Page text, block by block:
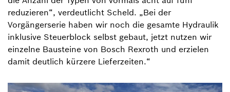
reduzieren“, verdeutlicht Scheld. „Bei der
Vorgängerserie haben wir noch die gesamte Hydraulik
inklusive Steuerblock selbst gebaut, jetzt nutzen wir
einzelne Bausteine von Bosch Rexroth und erzielen
damit deutlich kürzere Lieferzeiten.“